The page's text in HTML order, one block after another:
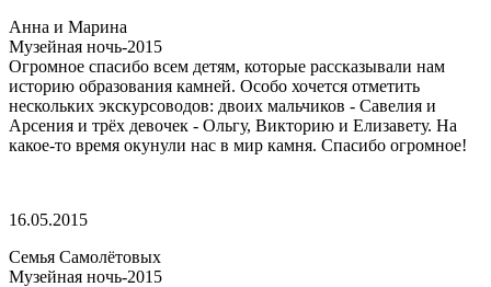
Анна и Марина
Музейная ночь-2015
Огромное спасибо всем детям, которые рассказывали нам
историю образования камней. Особо хочется отметить
нескольких экскурсоводов: двоих мальчиков - Савелия и
Арсения и трёх девочек - Ольгу, Викторию и Елизавету. На
какое-то время окунули нас в мир камня. Спасибо огромное!
16.05.2015
Семья Самолётовых
Музейная ночь-2015